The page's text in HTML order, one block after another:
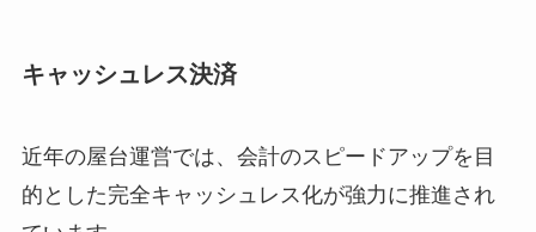
キャッシュレス決済
近年の屋台運営では、会計のスピードアップを目
的とした完全キャッシュレス化が強力に推進され